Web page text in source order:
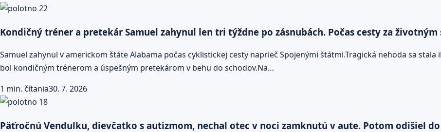
Kondičný tréner a pretekár Samuel zahynul len tri týždne po zásnubách. Počas cesty za
Samuel zahynul v americkom štáte Alabama počas cyklistickej cesty naprieč Spojenými štátmi.Tragická nehoda sa
bol kondičným trénerom a úspešným pretekárom v behu do schodov.Na…
1 min. čítania30. 7. 2026
Päťročnú Vendulku, dievčatko s autizmom, nechal otec v noci zamknutú v aute. Potom odišiel